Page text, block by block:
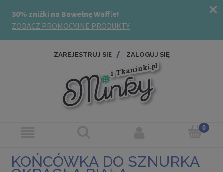
ZAREJESTRUJ SIĘ ZALOGUJ SIĘ
KOŃCÓWKA DO SZNURKA